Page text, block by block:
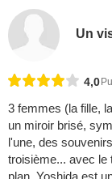
Un
4,0
3 femmes (la fille,
un miroir brisé,
l'une, des
troisième... avec le
plan. Yoshida est